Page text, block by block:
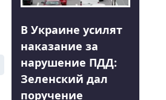
В Украине усилят
наказание за
нарушение ПДД:
Зеленский дал
поручение